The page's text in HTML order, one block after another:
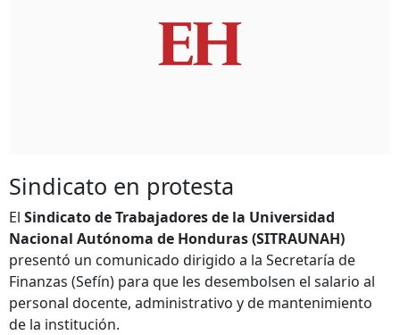
Sindicato en protesta
El Sindicato de Trabajadores de la Universidad
Nacional Autónoma de Honduras (SITRAUNAH)
presentó un comunicado dirigido a la Secretaría de
Finanzas (Sefín) para que les desembolsen el salario al
personal docente, administrativo y de mantenimiento
de la institución.